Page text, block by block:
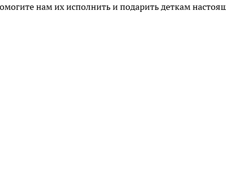
нам их исполнить и подарить деткам